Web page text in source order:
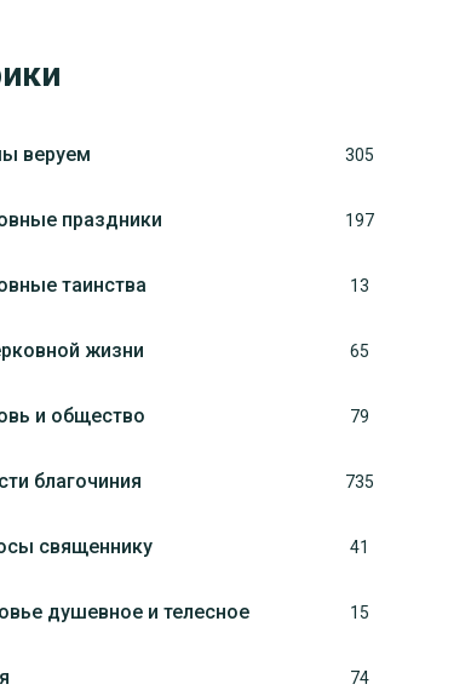
веруем 305
праздники 197
таинства 13
жизни 65
и общество 79
благочиния 735
священнику 41
душевное и телесное 15
74